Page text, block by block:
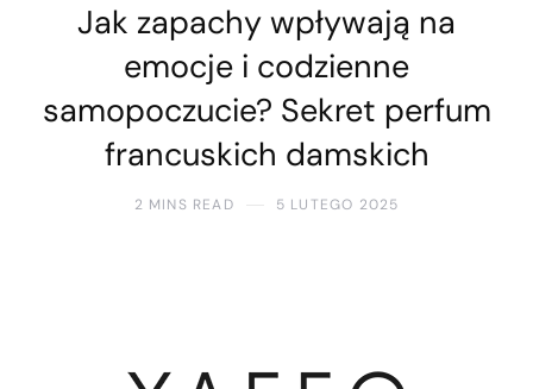
Jak zapachy wpływają na
emocje i codzienne
samopoczucie? Sekret perfum
francuskich damskich
2 MINS READ 5 LUTEGO 2025